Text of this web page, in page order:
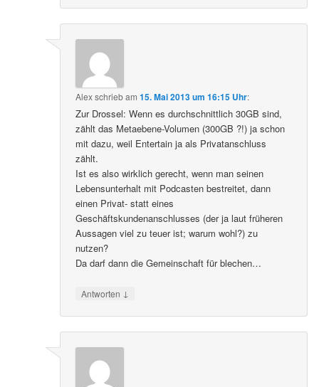
Alexschriebam15. Mai 2013 um 16:15 Uhr:
Zur Drossel: Wenn es durchschnittlich 30GB sind,
zählt das Metaebene-Volumen (300GB ?!) ja schon
mit dazu, weil Entertain ja als Privatanschluss
zählt.
Ist es also wirklich gerecht, wenn man seinen
Lebensunterhalt mit Podcasten bestreitet, dann
einen Privat- statt eines
Geschäftskundenanschlusses (der ja laut früheren
Aussagen viel zu teuer ist; warum wohl?) zu
nutzen?
Da darf dann die Gemeinschaft für blechen…
Antworten ↓